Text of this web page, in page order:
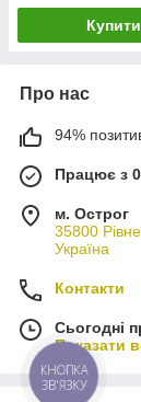
Купити
Про нас
94%
Працює з
м. Острог
35800
Україна
Контакти
Сьогодні
Показати
КНОПКА
ЗВ'ЯЗКУ